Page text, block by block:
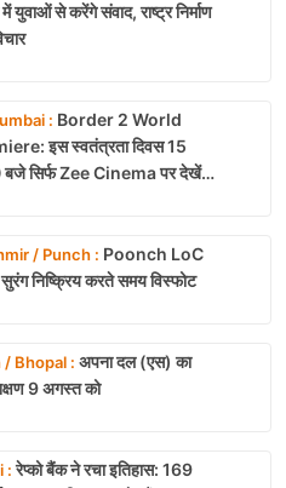
से करेंगे संवाद, राष्ट्र निर्माण
: Border 2 World
इस स्वतंत्रता दिवस 15
सिर्फ Zee Cinema पर देखें
/ Punch : Poonch LoC
निष्क्रिय करते समय विस्फोट
/ Bhopal : अपना दल (एस) का
9 अगस्त को
:रेप्को बैंक ने रचा इतिहास: 169